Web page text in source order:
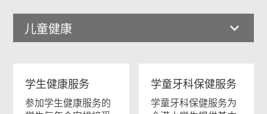
儿童健康
学生健康服务
参加学生健康服务的
学童牙科保健服务
学童牙科保健服务为